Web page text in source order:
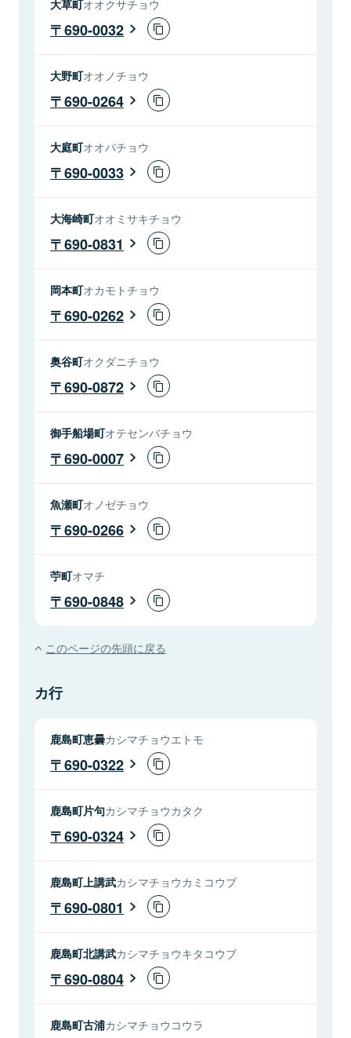
大草町オオクサチョウ
690-0032
大野町オオノチョウ
690-0264
大庭町オオバチョウ
690-0033
大海崎町オオミサキチョウ
690-0831
岡本町オカモトチョウ
690-0262
奥谷町オクダニチョウ
690-0872
御手船場町オテセンバチョウ
690-0007
魚瀬町オノゼチョウ
690-0266
苧町オマチ
690-0848
このページの先頭に戻る
カ行
鹿島町恵曇カシマチョウエトモ
690-0322
鹿島町片句カシマチョウカタク
690-0324
鹿島町上講武カシマチョウカミコウブ
690-0801
鹿島町北講武カシマチョウキタコウブ
690-0804
鹿島町古浦カシマチョウコウラ